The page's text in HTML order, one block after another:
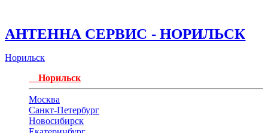
АНТЕННА СЕРВИС - НОРИЛЬСК
Норильск
Норильск
Москва
Санкт-Петербург
Новосибирск